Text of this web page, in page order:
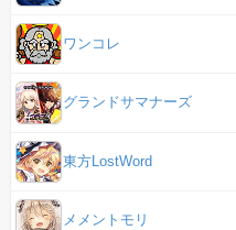
ワンコレ
グランドサマナーズ
東方LostWord
メメントモリ